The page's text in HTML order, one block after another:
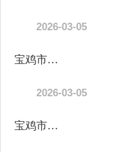
2026-03-05
宝鸡市陈仓区信访局（汇总）2026年部门预算公开说明
2026-03-05
宝鸡市陈仓区绿化服务中心2026年单位预算公开说明